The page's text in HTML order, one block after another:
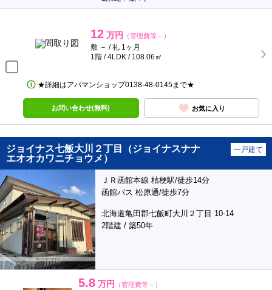
12 万円 （管理費等－）
敷 － / 礼 1ヶ月
1階 / 4LDK / 108.06㎡
★詳細はアパマンショップ0138‐48‐0145まで★
お問い合わせ(無料) お気に入り
ジョイナス七飯大川２丁目（ジョイナスナナ
エオオカワニチョウメ）
一戸建て
ＪＲ函館本線 桔梗駅/徒歩14分
函館バス 松原通/徒歩7分
北海道亀田郡七飯町大川２丁目 10-14
2階建 / 築50年
5.8 万円 （管理費等－）